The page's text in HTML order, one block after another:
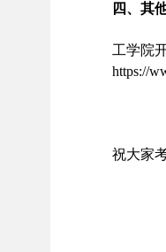
四、其
工学院
https://
祝大家